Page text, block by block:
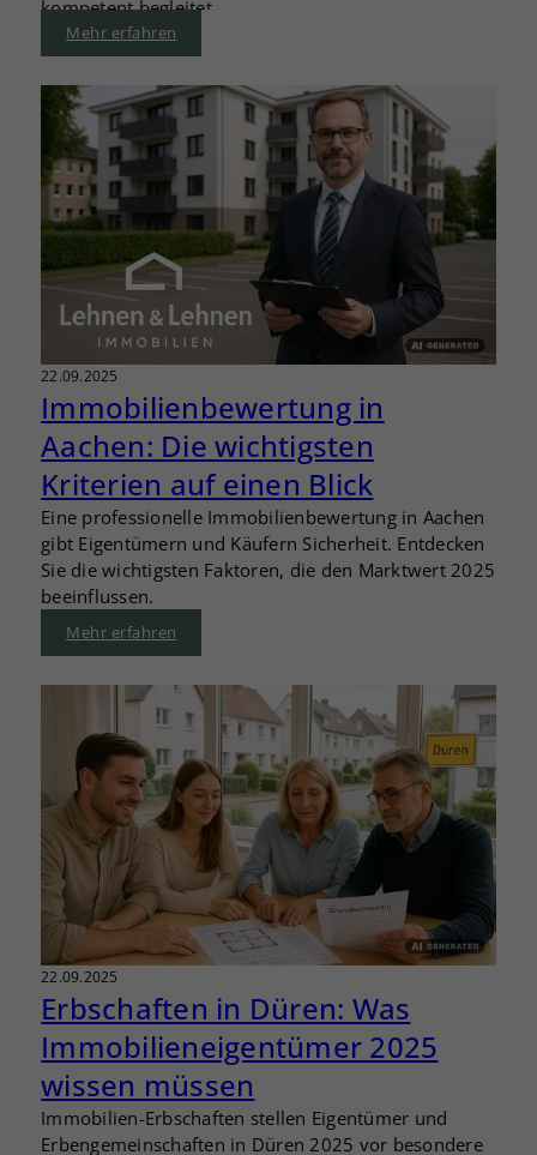
kompetent begleitet.
Mehr erfahren
22.09.2025
Immobilienbewertung in
Aachen: Die wichtigsten
Kriterien auf einen Blick
Eine professionelle Immobilienbewertung in Aachen
gibt Eigentümern und Käufern Sicherheit. Entdecken
Sie die wichtigsten Faktoren, die den Marktwert 2025
beeinflussen.
Mehr erfahren
22.09.2025
Erbschaften in Düren: Was
Immobilieneigentümer 2025
wissen müssen
Immobilien-Erbschaften stellen Eigentümer und
Erbengemeinschaften in Düren 2025 vor besondere